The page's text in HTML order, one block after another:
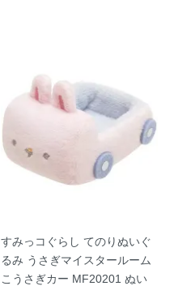
すみっコぐらし てのりぬいぐ
るみ うさぎマイスタールーム
こうさぎカー MF20201 ぬい